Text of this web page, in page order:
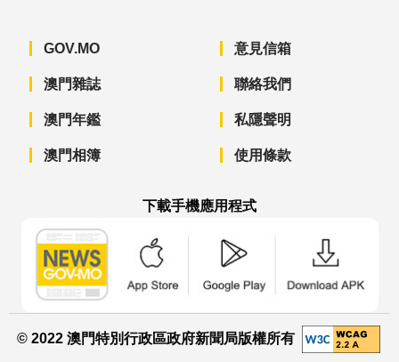
GOV.MO
澳門雜誌
澳門年鑑
澳門相簿
意見信箱
聯絡我們
私隱聲明
使用條款
下載手機應用程式
© 2022 澳門特別行政區政府新聞局版權所有